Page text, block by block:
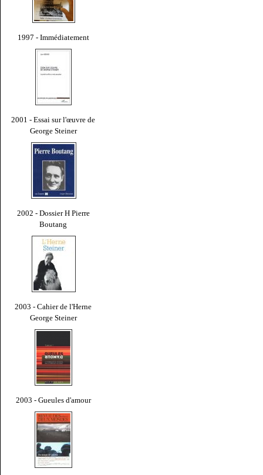
1997 - Immédiatement
2001 - Essai sur l'œuvre de
George Steiner
2002 - Dossier H Pierre
Boutang
2003 - Cahier de l'Herne
George Steiner
2003 - Gueules d'amour